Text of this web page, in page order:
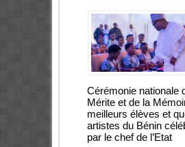
Cérémonie nationale
Mérite et de la
meilleurs élèves et
artistes du Bénin
par le chef de l’Etat